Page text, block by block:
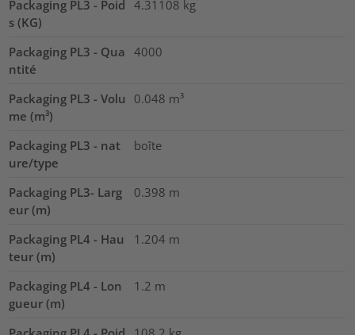
Packaging PL3 - Poid
s (KG)
4.31108 kg
Packaging PL3 - Qua
ntité
4000
Packaging PL3 - Volu
me (m³)
0.048 m³
Packaging PL3 - nat
ure/type
boîte
Packaging PL3- Larg
eur (m)
0.398 m
Packaging PL4 - Hau
teur (m)
1.204 m
Packaging PL4 - Lon
gueur (m)
1.2 m